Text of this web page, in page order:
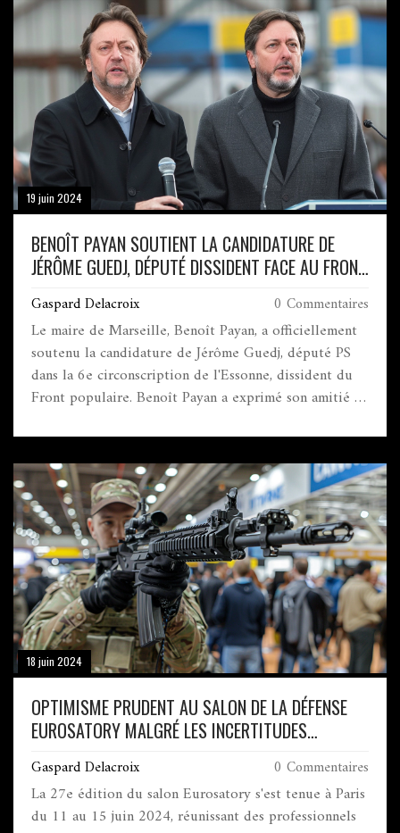
19 juin 2024
BENOÎT PAYAN SOUTIENT LA CANDIDATURE DE
JÉRÔME GUEDJ, DÉPUTÉ DISSIDENT FACE AU FRONT
Gaspard Delacroix 0 Commentaires
Le maire de Marseille, Benoît Payan, a officiellement
soutenu la candidature de Jérôme Guedj, député PS
dans la 6e circonscription de l'Essonne, dissident du
Front populaire. Benoît Payan a exprimé son amitié et
prises de position humanistes et républicaines. Guedj
rejette l'étiquette Front populaire en raison de ses
désaccords avec La France Insoumise.
18 juin 2024
OPTIMISME PRUDENT AU SALON DE LA DÉFENSE
EUROSATORY MALGRÉ LES INCERTITUDES
Gaspard Delacroix 0 Commentaires
La 27e édition du salon Eurosatory s'est tenue à Paris
du 11 au 15 juin 2024, réunissant des professionnels